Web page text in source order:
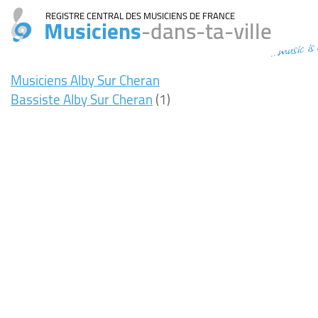
REGISTRE CENTRAL DES MUSICIENS DE FRANCE
Musiciens-dans-ta-ville...music
Musiciens Alby Sur Cheran
Bassiste Alby Sur Cheran(1)